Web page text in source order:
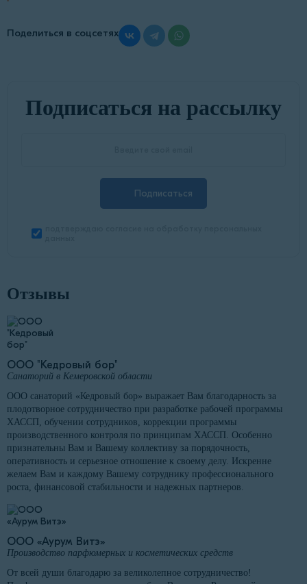
Поделиться в соцсетях
Подписаться на рассылку
Подписаться
Отзывы
ООО "Кедровый бор"
Санаторий в Кемеровской области
ООО санаторий «Кедровый бор» выражает Вам благодарность за
плодотворное сотрудничество при разработке рабочей программы
ХАССП, обучении сотрудников, коррекции программы
производственного контроля по принципам ХАССП. Особенно
признательны Вам и Вашему коллективу за порядочность,
оперативность и серьезное отношение к своему делу. Искренне
желаем Вам и каждому Вашему сотруднику профессионального
роста, финансовой стабильности и надежных партнеров.
ООО «Аурум Витэ»
Производство парфюмерных и косметических средств
От всей души благодарю за великолепное сотрудничество!